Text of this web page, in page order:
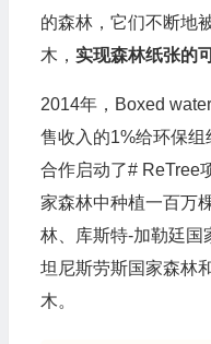
的森林，它们不断地
木， 实现森林纸张的
2014年，Boxed
售收入的1%给环保
合作启动了# ReTree
家森林中种植一百万
林、库斯特-加勒廷国
坦尼斯劳斯国家森林
木。